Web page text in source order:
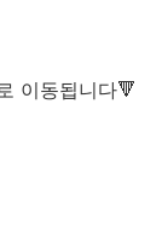
이동됩니다🔻